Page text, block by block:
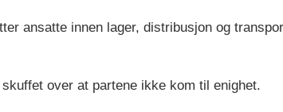
ansatte innen lager, distribusjon og
over at partene ikke kom til enighet.